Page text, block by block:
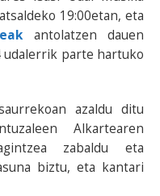
19:00etan, eta
antolatzen dauen
parte hartuko
azaldu ditu
Alkartearen
zabaldu eta
biztu, eta kantari